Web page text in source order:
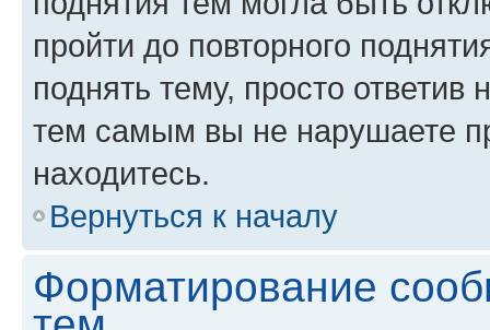
пройти до повторного
поднять тему, просто ответив
тем самым вы не нарушаете
находитесь.
Вернуться к началу
Форматирование